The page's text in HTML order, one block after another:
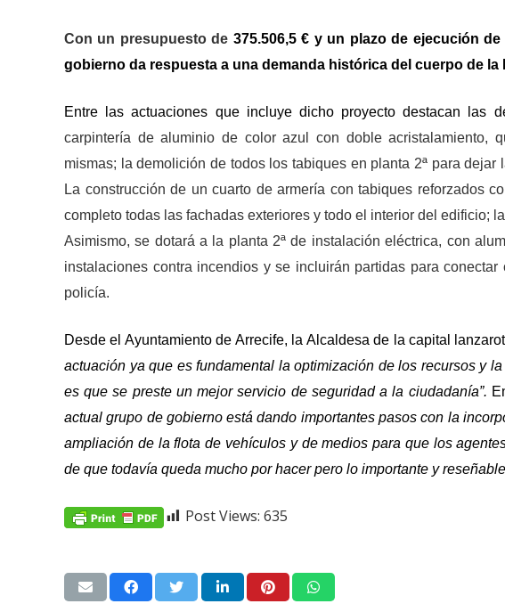
Con un presupuesto de 375.506,5 € y un plazo de ejecución
gobierno da respuesta a una demanda histórica del cuerpo de la
Entre las actuaciones que incluye dicho proyecto destacan las
carpintería de aluminio de color azul con doble acristalamiento,
mismas; la demolición de todos los tabiques en planta 2ª para
La construcción de un cuarto de armería con tabiques reforzados
completo todas las fachadas exteriores y todo el interior del edificio;
Asimismo, se dotará a la planta 2ª de instalación eléctrica, con
instalaciones contra incendios y se incluirán partidas para
policía.
Desde el Ayuntamiento de Arrecife, la Alcaldesa de la capital
actuación ya que es fundamental la optimización de los recursos y
es que se preste un mejor servicio de seguridad a la ciudadanía”.
actual grupo de gobierno está dando importantes pasos con la
ampliación de la flota de vehículos y de medios para que los
de que todavía queda mucho por hacer pero lo importante y
Post Views: 635